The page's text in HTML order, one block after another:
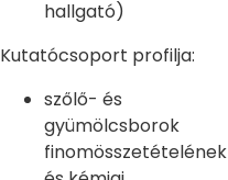
hallgató)
Kutatócsoport profilja:
szőlő- és
gyümölcsborok
finomösszetételének